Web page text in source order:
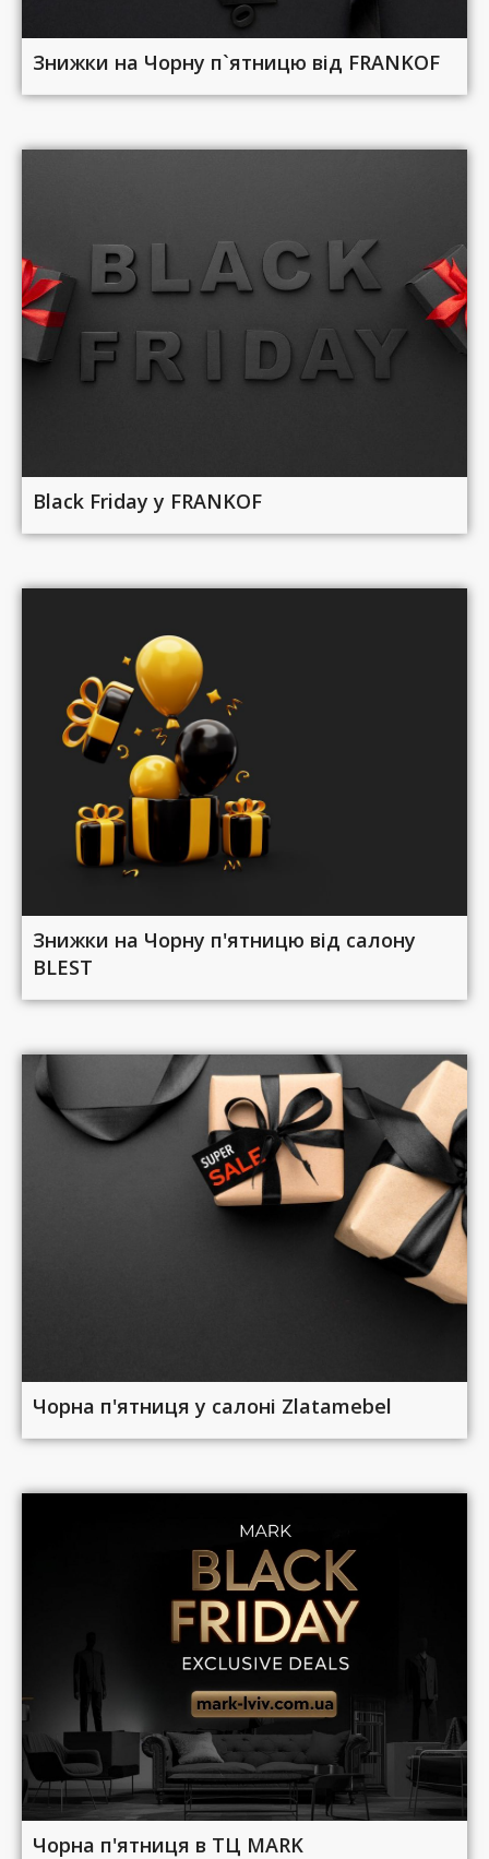
Знижки на Чорну п`ятницю від FRANKOF
Black Friday у FRANKOF
Знижки на Чорну п'ятницю від салону
BLEST
Чорна п'ятниця у салоні Zlatamebel
Чорна п'ятниця в ТЦ MARK